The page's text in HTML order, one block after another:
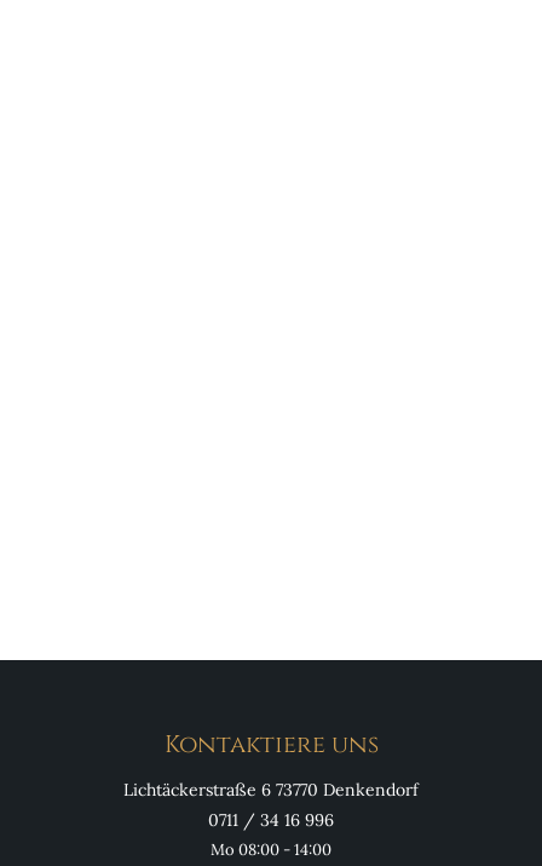
Kontaktiere uns
Lichtäckerstraße 6 73770 Denkendorf
0711 / 34 16 996
Mo 08:00 - 14:00